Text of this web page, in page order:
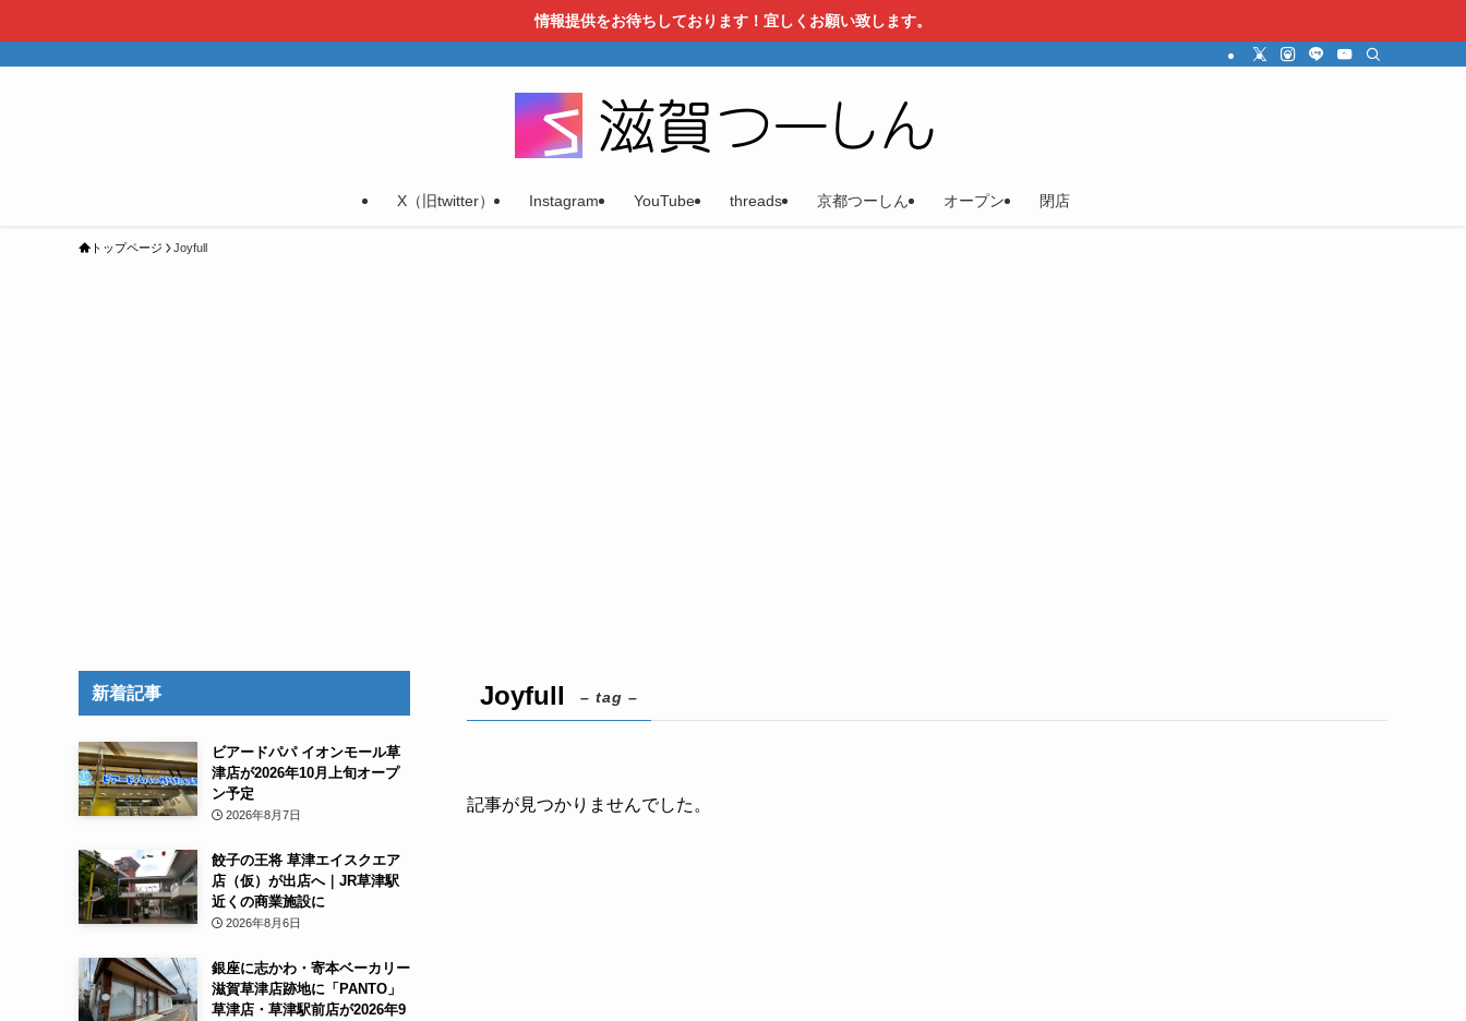
情報提供をお待ちしております！宜しくお願い致します。
X（旧twitter） Instagram YouTube threads 京都つーしん オープン 閉店
トップページ Joyfull
Joyfull – tag –
記事が見つかりませんでした。
新着記事
ビアードパパ イオンモール草
津店が2026年10月上旬オープ
ン予定
2026年8月7日
餃子の王将 草津エイスクエア
店（仮）が出店へ｜JR草津駅
近くの商業施設に
2026年8月6日
銀座に志かわ・寄本ベーカリー
滋賀草津店跡地に「PANTO」
草津店・草津駅前店が2026年9